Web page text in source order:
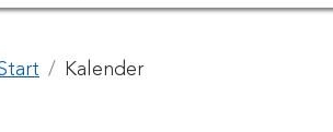
Kalender